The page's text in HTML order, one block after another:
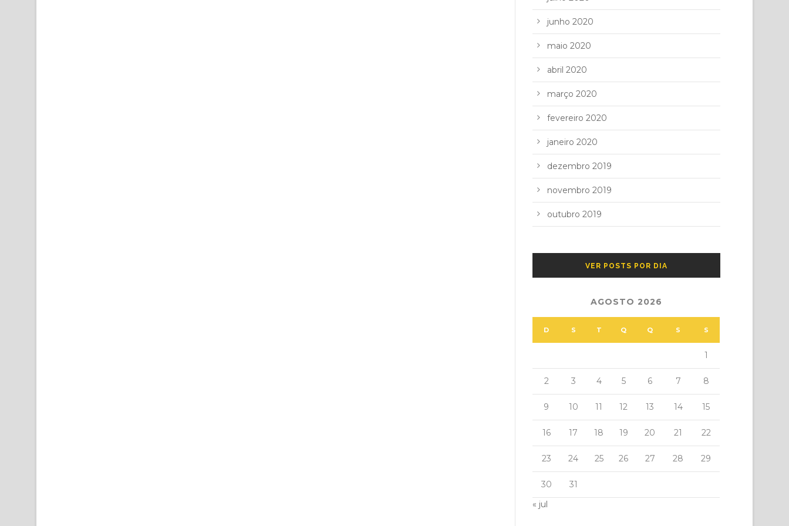
junho 2020
maio 2020
abril 2020
março 2020
fevereiro 2020
janeiro 2020
dezembro 2019
novembro 2019
outubro 2019
VER POSTS POR DIA
AGOSTO 2026
D S T Q Q S S
1
2 3 4 5 6 7 8
9 10 11 12 13 14 15
16 17 18 19 20 21 22
23 24 25 26 27 28 29
30
31
« jul